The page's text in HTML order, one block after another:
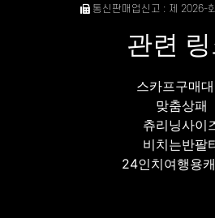
통신판매업신고 : 제 2026-
관련
스카프구매
맞춤상패
츄리닝사이
비치는반팔
24인치여행용